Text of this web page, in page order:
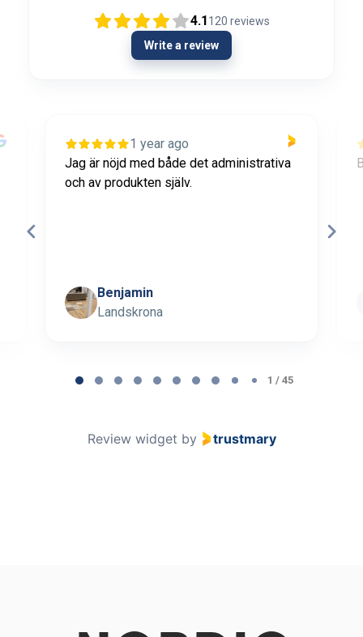
4.1120 reviews
Write a review
1 year ago
Jag är nöjd med både det administrativa
och av produkten själv.
Benjamin
Landskrona
1 / 45
Review widget by trustmary